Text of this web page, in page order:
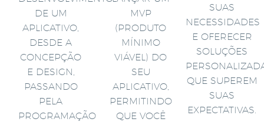
DE UM
APLICATIVO,
DESDE A
CONCEPÇÃO
E DESIGN,
PASSANDO
PELA
PROGRAMAÇÃO
MVP
(PRODUTO
MÍNIMO
VIÁVEL) DO
SEU
APLICATIVO,
PERMITINDO
QUE VOCÊ
SUAS
NECESSIDADES
E OFERECER
SOLUÇÕES
QUE SUPEREM
SUAS
EXPECTATIVAS.